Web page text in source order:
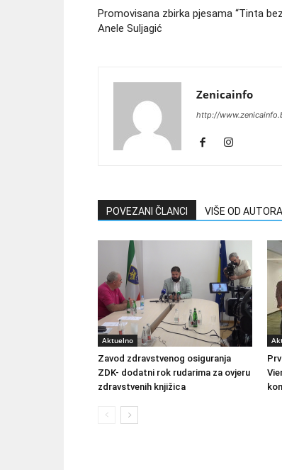
Promovisana zbirka pjesama “Tinta
Anele Suljagić
Zenicainfo
http://
POVEZANI ČLANCI VIŠE OD AUTORA
Aktuelno
Zavod zdravstvenog osiguranja
ZDK- dodatni rok rudarima za ovjeru
zdravstvenih knjižica